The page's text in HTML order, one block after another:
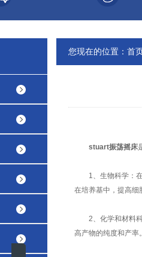
您现在的位置： 首
stuart振荡摇床
1、生物科学：在
在培养基中，提高细
2、化学和材料科
高产物的纯度和产率